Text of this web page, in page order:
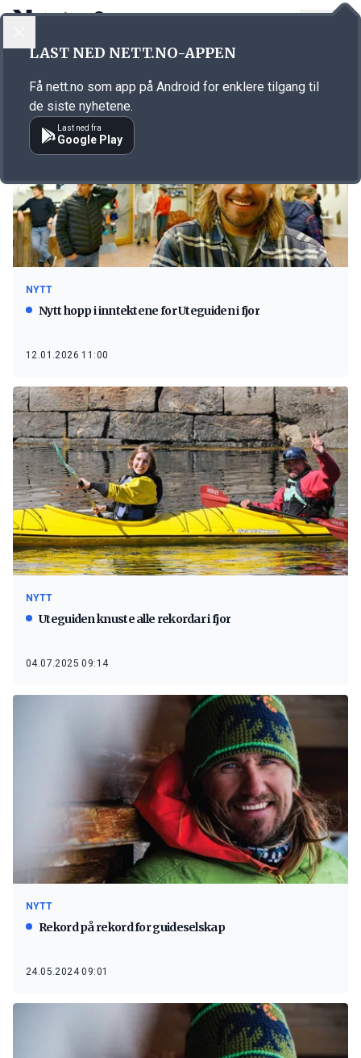
Emne: Uteguiden
NYTT
Nytt hopp i inntektene for Uteguiden i fjor
12.01.2026 11:00
NYTT
Uteguiden knuste alle rekordar i fjor
04.07.2025 09:14
NYTT
Rekord på rekord for guideselskap
24.05.2024 09:01
LAST NED NETT.NO-APPEN
Få nett.no som app på Android for enklere tilgang til
de siste nyhetene.
Last ned fra
Google Play